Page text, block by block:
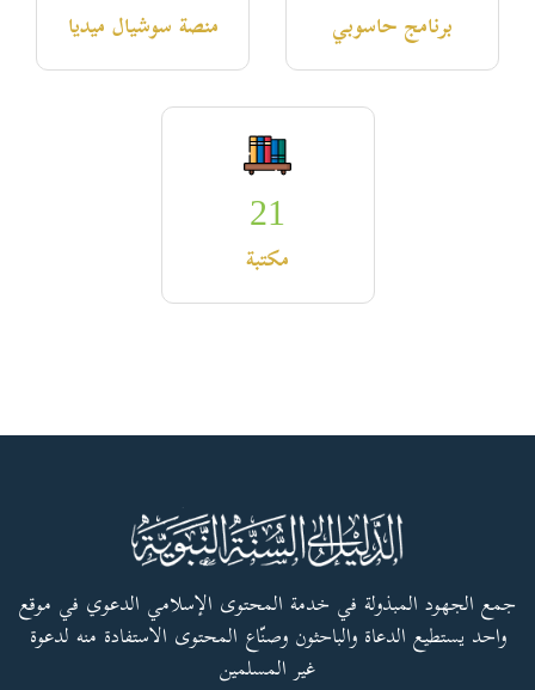
برنامج حاسوبي منصة سوشيال ميديا
21
مكتبة
جمع الجهود المبذولة في خدمة المحتوى الإسلامي الدعوي في موقع
واحد يستطيع الدعاة والباحثون وصنّاع المحتوى الاستفادة منه لدعوة
غير المسلمين